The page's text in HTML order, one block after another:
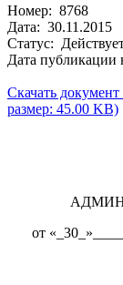
Номер: 8768
Дата: 30.11.2015
Статус:
Дата публикации
Скачать
размер: 45.00 KB)
от